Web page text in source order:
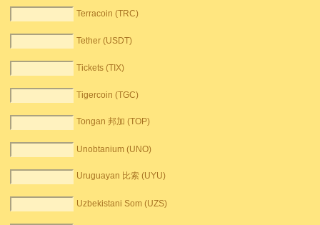
Terracoin (TRC)
Tether (USDT)
Tickets (TIX)
Tigercoin (TGC)
Tongan 邦加 (TOP)
Unobtanium (UNO)
Uruguayan 比索 (UYU)
Uzbekistani Som (UZS)